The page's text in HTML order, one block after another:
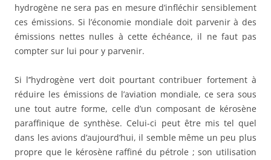
hydrogène ne sera pas en mesure d’infléchir sensiblement
ces émissions. Si l’économie mondiale doit parvenir à des
émissions nettes nulles à cette échéance, il ne faut pas
compter sur lui pour y parvenir.
Si l’’hydrogène vert doit pourtant contribuer fortement à
réduire les émissions de l’aviation mondiale, ce sera sous
une tout autre forme, celle d’un composant de kérosène
paraffinique de synthèse. Celui-ci peut être mis tel quel
dans les avions d’aujourd’hui, il semble même un peu plus
propre que le kérosène raffiné du pétrole ; son utilisation